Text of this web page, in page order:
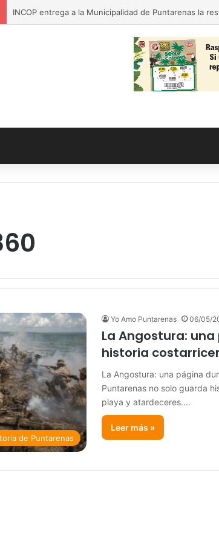
INCOP entrega a la Municipalidad de Puntarenas la
de Puntarenas
Yo Amo Puntarenas 06/05/
La Angostura:
historia
La Angostura: una página
Puntarenas no solo guarda
playa y atardeceres.…
Leer más »